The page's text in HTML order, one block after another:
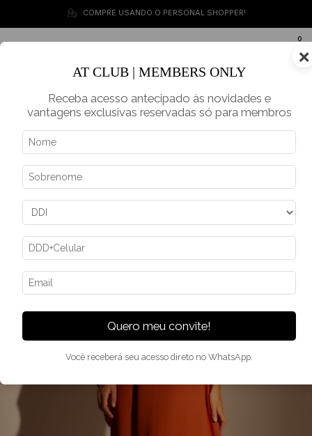
COMPRE USANDO O PERSONAL SHOPPER!
0
×
AT CLUB | MEMBERS ONLY
Receba acesso antecipado às novidades e
vantagens exclusivas reservadas só para membros
Quero meu convite!
Você receberá seu acesso direto no WhatsApp.